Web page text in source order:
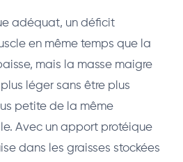
adéquat, un déficit
en même temps que la
mais la masse maigre
léger sans être plus
petite de la même
Avec un apport protéique
dans les graisses stockées